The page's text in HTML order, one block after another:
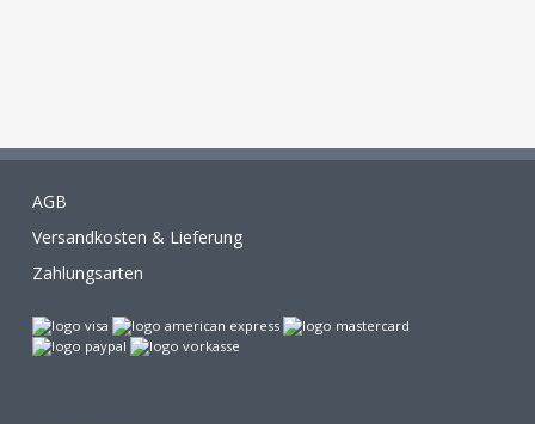
AGB
Versandkosten & Lieferung
Zahlungsarten